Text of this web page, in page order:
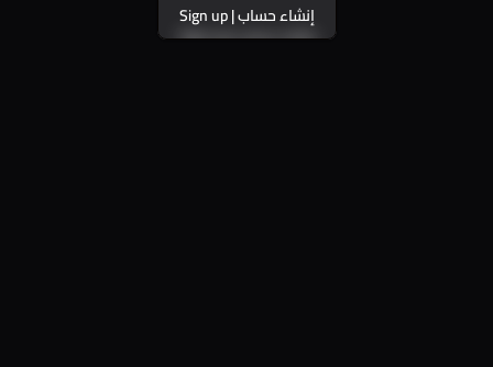
Sign up | إنشاء حساب
Sign up | إنشاء حساب